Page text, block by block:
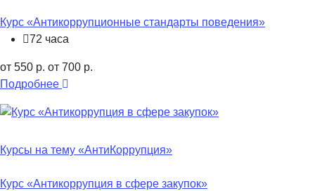
Курс «Антикоррупционные стандарты поведения»
72 часа
от 550 р. от 700 р.
Подробнее
Курсы на тему «АнтиКоррупция»
Курс «Антикоррупция в сфере закупок»